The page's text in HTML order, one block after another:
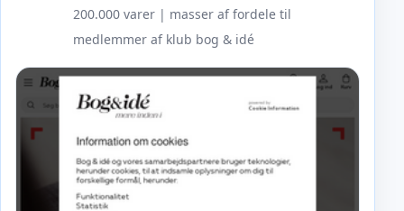
200.000 varer | masser af fordele til
medlemmer af klub bog & idé